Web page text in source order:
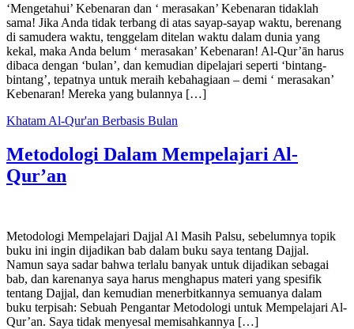
‘Mengetahui’ Kebenaran dan ‘ merasakan’ Kebenaran tidaklah
sama! Jika Anda tidak terbang di atas sayap-sayap waktu, berenang
di samudera waktu, tenggelam ditelan waktu dalam dunia yang
kekal, maka Anda belum ‘ merasakan’ Kebenaran! Al-Qur’ān harus
dibaca dengan ‘bulan’, dan kemudian dipelajari seperti ‘bintang-
bintang’, tepatnya untuk meraih kebahagiaan – demi ‘ merasakan’
Kebenaran! Mereka yang bulannya […]
Khatam Al-Qur'an Berbasis Bulan
Metodologi Dalam Mempelajari Al-
Qur’an
Metodologi Mempelajari Dajjal Al Masih Palsu, sebelumnya topik
buku ini ingin dijadikan bab dalam buku saya tentang Dajjal.
Namun saya sadar bahwa terlalu banyak untuk dijadikan sebagai
bab, dan karenanya saya harus menghapus materi yang spesifik
tentang Dajjal, dan kemudian menerbitkannya semuanya dalam
buku terpisah: Sebuah Pengantar Metodologi untuk Mempelajari Al-
Qur’an. Saya tidak menyesal memisahkannya […]